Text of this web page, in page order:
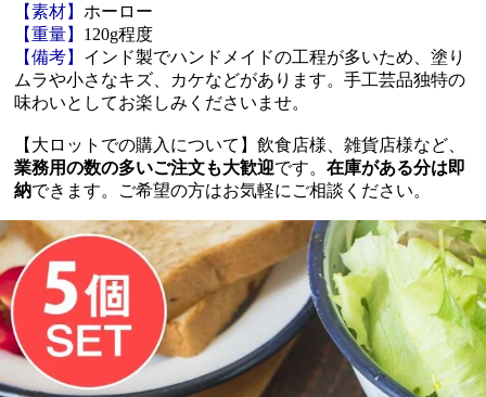
【素材】 ホーロー
【重量】 120g程度
【備考】 インド製でハンドメイドの工程が多いため、塗り
ムラや小さなキズ、カケなどがあります。手工芸品独特の
味わいとしてお楽しみくださいませ。
【大ロットでの購入について】飲食店様、雑貨店様など、
業務用の数の多いご注文も大歓迎です。在庫がある分は即
納できます。ご希望の方はお気軽にご相談ください。